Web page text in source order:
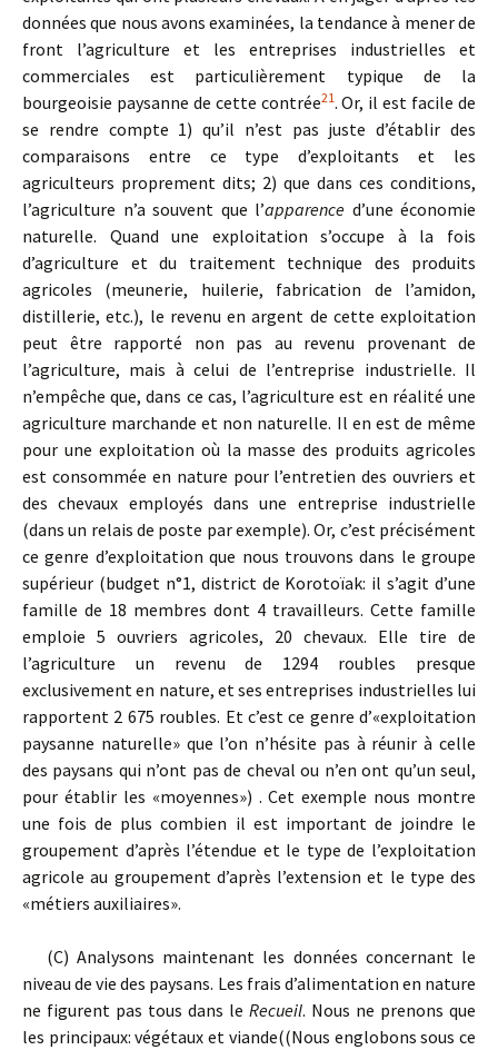
données que nous avons examinées, la tendance à mener de
front l’agriculture et les entreprises industrielles et
commerciales est particulièrement typique de la
bourgeoisie paysanne de cette contrée21. Or, il est facile de
se rendre compte 1) qu’il n’est pas juste d’établir des
comparaisons entre ce type d’exploitants et les
agriculteurs proprement dits; 2) que dans ces conditions,
l’agriculture n’a souvent que l’apparence d’une économie
naturelle. Quand une exploitation s’occupe à la fois
d’agriculture et du traitement technique des produits
agricoles (meunerie, huilerie, fabrication de l’amidon,
distillerie, etc.), le revenu en argent de cette exploitation
peut être rapporté non pas au revenu provenant de
l’agriculture, mais à celui de l’entreprise industrielle. Il
n’empêche que, dans ce cas, l’agriculture est en réalité une
agriculture marchande et non naturelle. Il en est de même
pour une exploitation où la masse des produits agricoles
est consommée en nature pour l’entretien des ouvriers et
des chevaux employés dans une entreprise industrielle
(dans un relais de poste par exemple). Or, c’est précisément
ce genre d’exploitation que nous trouvons dans le groupe
supérieur (budget n°1, district de Korotoïak: il s’agit d’une
famille de 18 membres dont 4 travailleurs. Cette famille
emploie 5 ouvriers agricoles, 20 chevaux. Elle tire de
l’agriculture un revenu de 1294 roubles presque
exclusivement en nature, et ses entreprises industrielles lui
rapportent 2 675 roubles. Et c’est ce genre d’«exploitation
paysanne naturelle» que l’on n’hésite pas à réunir à celle
des paysans qui n’ont pas de cheval ou n’en ont qu’un seul,
pour établir les «moyennes») . Cet exemple nous montre
une fois de plus combien il est important de joindre le
groupement d’après l’étendue et le type de l’exploitation
agricole au groupement d’après l’extension et le type des
«métiers auxiliaires».
(C) Analysons maintenant les données concernant le
niveau de vie des paysans. Les frais d’alimentation en nature
ne figurent pas tous dans le Recueil. Nous ne prenons que
les principaux: végétaux et viande((Nous englobons sous ce